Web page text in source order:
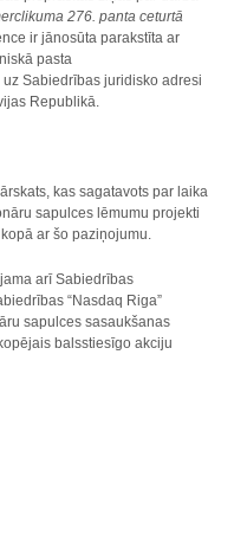
276. panta ceturtā
ir jānosūta parakstīta ar
pasta
Sabiedrības juridisko adresi
Republikā.
kas sagatavots par laika
sapulces lēmumu projekti
ar šo paziņojumu.
arī Sabiedrības
“Nasdaq Riga”
sapulces sasaukšanas
balsstiesīgo akciju